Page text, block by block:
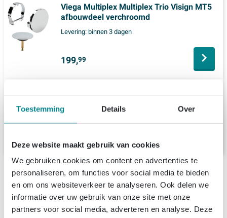
Toestemming Details Over
Deze website maakt gebruik van cookies
We gebruiken cookies om content en advertenties te
personaliseren, om functies voor social media te bieden
en om ons websiteverkeer te analyseren. Ook delen we
informatie over uw gebruik van onze site met onze
partners voor social media, adverteren en analyse. Deze
Viega Multiplex Multiplex Trio Visign MT5
afbouwdeel verchroomd
Levering:binnen 3 dagen
199,99
Bette Badwaste M5 Chroom
Levering: 2 - 3 weken
Productinformatie
Bette Silhouette af en overloopgarnituur
Multiplex M5 verlengde uitvoering t.b.v.
Specificaties